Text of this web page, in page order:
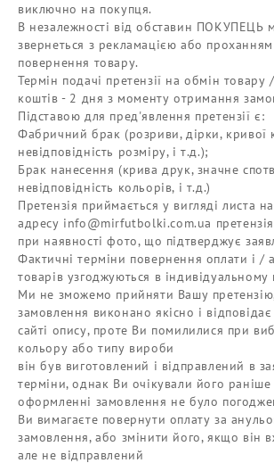
виключно на покупця.
В незалежності від обставин ПОКУПЕЦЬ
звернеться з рекламацією або
повернення товару.
Термін подачі претензії на обмін
коштів - 2 дня з моменту отримання
Підставою для пред'явлення претензії є:
Фабричний брак (розриви, дірки, кривої
невідповідність розміру, і т.д.);
Брак нанесення (крива друк, значне
невідповідність кольорів, і т.д.)
Претензія приймається у вигляді листа
адресу info@mirfutbolki.com.ua
при наявності фото, що підтверджує
Фактичні терміни повернення оплати і /
товарів узгоджуються в індивідуальному
Ми не зможемо прийняти Вашу
замовлення виконано якісно і
сайті опису, проте Ви помилилися при
кольору або типу вироби
він був виготовлений і відправлений в
терміни, однак Ви очікували його
оформленні замовлення не було
Ви вимагаєте повернути оплату за
замовлення, або змінити його, якщо він
але не відправлений